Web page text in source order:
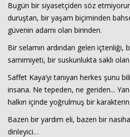
Bugün bir siyasetçiden söz
duruştan, bir yaşam biçiminden
güvenin adamı olan birinden.
Bir selamın ardından gelen içtenliği,
samimiyeti, bir suskunlukta saklı olan
Saffet Kaya’yı tanıyan herkes şunu
insana. Ne tepeden, ne geriden...
halkın içinde yoğrulmuş bir karakterin
Bazen bir yardım eli, bazen bir
dinleyici…